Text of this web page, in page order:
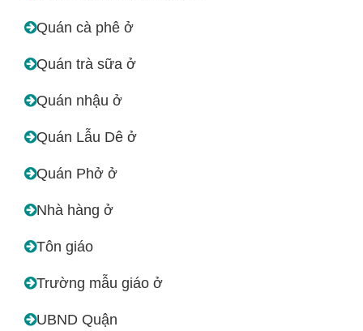
Quán cà phê ở
Quán trà sữa ở
Quán nhậu ở
Quán Lẫu Dê ở
Quán Phở ở
Nhà hàng ở
Tôn giáo
Trường mẫu giáo ở
UBND Quận